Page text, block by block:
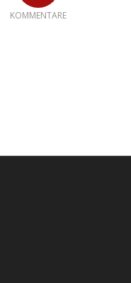
KOMMENTARE